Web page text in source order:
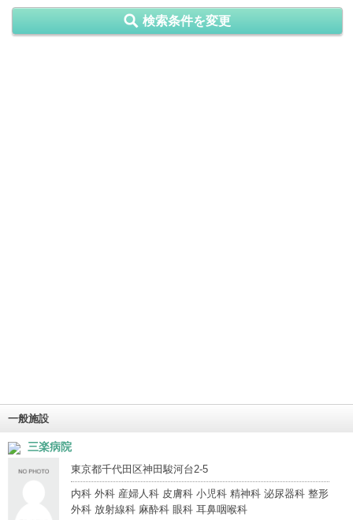
検索条件を変更
一般施設
三楽病院
東京都千代田区神田駿河台2-5
内科 外科 産婦人科 皮膚科 小児科 精神科 泌尿器科 整形
外科 放射線科 麻酔科 眼科 耳鼻咽喉科